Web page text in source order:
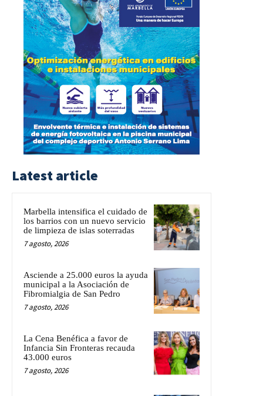
Latest article
Marbella intensifica el cuidado de
los barrios con un nuevo servicio
de limpieza de islas soterradas
7 agosto, 2026
Asciende a 25.000 euros la ayuda
municipal a la Asociación de
Fibromialgia de San Pedro
7 agosto, 2026
La Cena Benéfica a favor de
Infancia Sin Fronteras recauda
43.000 euros
7 agosto, 2026